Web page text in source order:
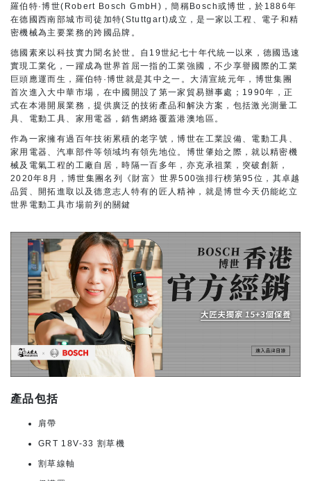
羅伯特·博世(Robert Bosch GmbH)，簡稱Bosch或博世，於1886年
在德國西南部城市司徒加特(Stuttgart)成立，是一家以工程、電子和精
密機械為主要業務的跨國品牌。
德國素來以科技實力聞名於世。自19世紀七十年代統一以來，德國迅速
實現工業化，一躍成為世界首屈一指的工業強國，不少享譽國際的工業
巨頭應運而生，羅伯特·博世就是其中之一。大清宣統元年，博世集團
首次進入大中華市場，在中國開設了第一家貿易辦事處；1990年，正
式在本港開展業務，提供廣泛的技術產品和解決方案，包括激光測量工
具、電動工具、家用電器，銷售網絡覆蓋港澳地區。
作為一家擁有過百年技術累積的老字號，博世在工業設備、電動工具、
家用電器、汽車部件等領域均有領先地位。博世肇始之際，就以精密機
械及電氣工程的工廠自居，時隔一百多年，亦克承祖業，突破創新，
2020年8月，博世集團名列《財富》世界500強排行榜第95位，其卓越
品質、開拓進取以及德意志人特有的匠人精神，就是博世今天仍能屹立
世界電動工具市場前列的關鍵
產品包括
肩帶
GRT 18V-33 割草機
割草線軸